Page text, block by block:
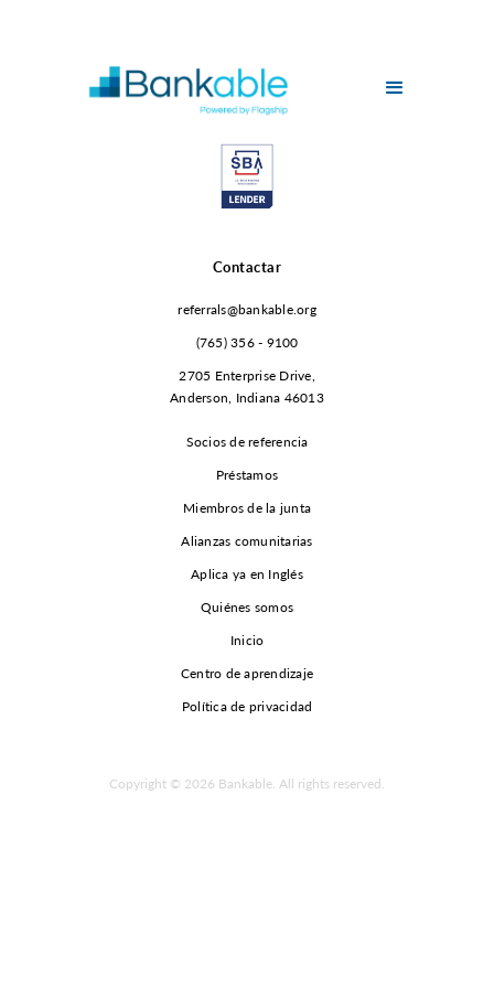
Contactar
referrals@bankable.org
(765) 356 - 9100
2705 Enterprise Drive,
Anderson, Indiana 46013
Socios de referencia
Préstamos
Miembros de la junta
Alianzas comunitarias
Aplica ya en Inglés
Quiénes somos
Inicio
Centro de aprendizaje
Política de privacidad
Copyright © 2026 Bankable. All rights reserved.